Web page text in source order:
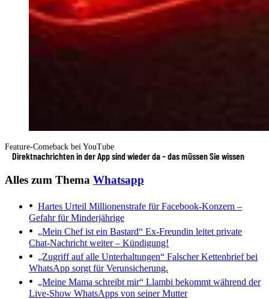
Feature-Comeback bei YouTube
Direktnachrichten in der App sind wieder da – das müssen Sie wissen
Alles zum Thema Whatsapp
Hartes Urteil Millionenstrafe für Facebook-Konzern –
Gefahr für Minderjährige
„Mein Chef ist ein Bastard“ Ex-Freundin leitet private
Chat-Nachricht weiter – Kündigung!
„Zugriff auf alle Unterhaltungen“ Falscher Kettenbrief bei
WhatsApp sorgt für Verunsicherung.
„Meine Mama schreibt mir“ Llambi bekommt während der
Live-Show WhatsApps von seiner Mutter